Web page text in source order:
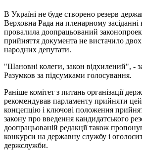
В Україні не буде створено резерв
Верховна Рада на пленарному засіданні
провалила доопрацьований
прийняття документа не вистачило
народних депутати.
"Шановні колеги, закон відхилений", -
Разумков за підсумками голосування.
Раніше комітет з питань організації
рекомендував парламенту прийняти цей
концепцію і ключові положення
закону про введення кандидатського
доопрацьованій редакції також
конкурси на державну службу і
держслужби.